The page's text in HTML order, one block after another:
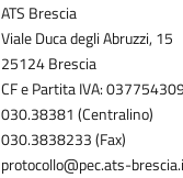
ATS Brescia
Viale Duca degli Abruzzi, 15
25124 Brescia
CF e Partita IVA:
030.38381 (Centralino)
030.3838233 (Fax)
protocollo@pec.ats-